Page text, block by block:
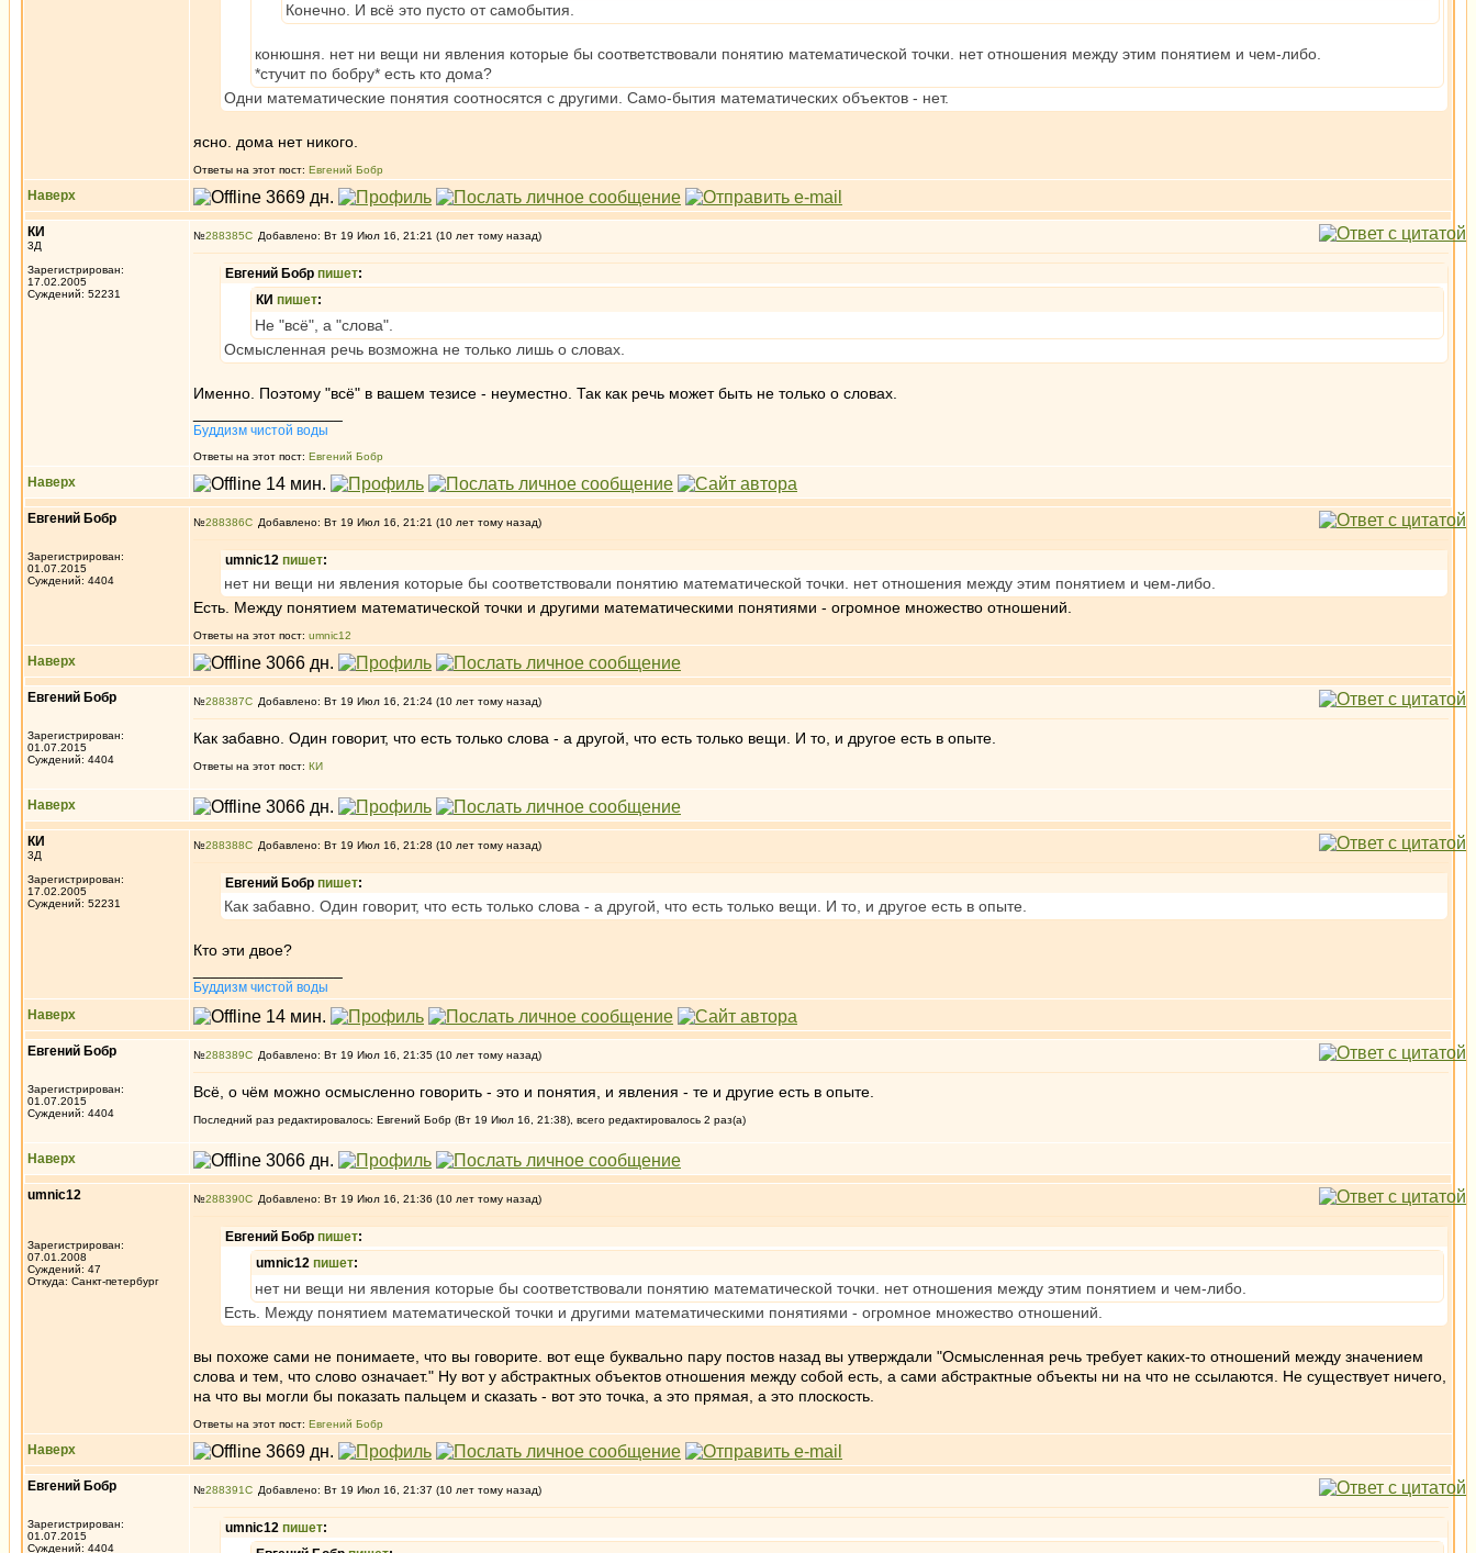
Конечно. И всё это пусто от самобытия.
конюшня. нет ни вещи ни явления которые бы соответствовали понятию математической точки. нет отношения между этим понятием и чем-либо.
*стучит по бобру* есть кто дома?
Одни математические понятия соотносятся с другими. Само-бытия математических объектов - нет.
ясно. дома нет никого.
Ответы на этот пост: Евгений Бобр
Наверх
КИ
3Д
Зарегистрирован:
17.02.2005
Суждений: 52231
№288385 Добавлено: Вт 19 Июл 16, 21:21 (10 лет тому назад)
Евгений Бобр пишет:
КИ пишет:
Не "всё", а "слова".
Осмысленная речь возможна не только лишь о словах.
Именно. Поэтому "всё" в вашем тезисе - неуместно. Так как речь может быть не только о словах.
Буддизм чистой воды
Ответы на этот пост: Евгений Бобр
Наверх
Евгений Бобр
Зарегистрирован:
01.07.2015
Суждений: 4404
№288386 Добавлено: Вт 19 Июл 16, 21:21 (10 лет тому назад)
umnic12 пишет:
нет ни вещи ни явления которые бы соответствовали понятию математической точки. нет отношения между этим понятием и чем-либо.
Есть. Между понятием математической точки и другими математическими понятиями - огромное множество отношений.
Ответы на этот пост: umnic12
Наверх
Евгений Бобр
Зарегистрирован:
01.07.2015
Суждений: 4404
№288387 Добавлено: Вт 19 Июл 16, 21:24 (10 лет тому назад)
Как забавно. Один говорит, что есть только слова - а другой, что есть только вещи. И то, и другое есть в опыте.
Ответы на этот пост: КИ
Наверх
КИ
3Д
Зарегистрирован:
17.02.2005
Суждений: 52231
№288388 Добавлено: Вт 19 Июл 16, 21:28 (10 лет тому назад)
Евгений Бобр пишет:
Как забавно. Один говорит, что есть только слова - а другой, что есть только вещи. И то, и другое есть в опыте.
Кто эти двое?
Буддизм чистой воды
Наверх
Евгений Бобр
Зарегистрирован:
01.07.2015
Суждений: 4404
№288389 Добавлено: Вт 19 Июл 16, 21:35 (10 лет тому назад)
Всё, о чём можно осмысленно говорить - это и понятия, и явления - те и другие есть в опыте.
Последний раз редактировалось: Евгений Бобр (Вт 19 Июл 16, 21:38), всего редактировалось 2 раз(а)
Наверх
umnic12
Зарегистрирован:
07.01.2008
Суждений: 47
Откуда: Санкт-петербург
№288390 Добавлено: Вт 19 Июл 16, 21:36 (10 лет тому назад)
Евгений Бобр пишет:
umnic12 пишет:
нет ни вещи ни явления которые бы соответствовали понятию математической точки. нет отношения между этим понятием и чем-либо.
Есть. Между понятием математической точки и другими математическими понятиями - огромное множество отношений.
вы похоже сами не понимаете, что вы говорите. вот еще буквально пару постов назад вы утверждали "Осмысленная речь требует каких-то отношений между значением
слова и тем, что слово означает." Ну вот у абстрактных объектов отношения между собой есть, а сами абстрактные объекты ни на что не ссылаются. Не существует ничего,
на что вы могли бы показать пальцем и сказать - вот это точка, а это прямая, а это плоскость.
Ответы на этот пост: Евгений Бобр
Наверх
Евгений Бобр
Зарегистрирован:
01.07.2015
Суждений: 4404
№288391 Добавлено: Вт 19 Июл 16, 21:37 (10 лет тому назад)
umnic12 пишет: